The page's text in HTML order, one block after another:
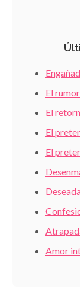
El
El
El
El
Amor